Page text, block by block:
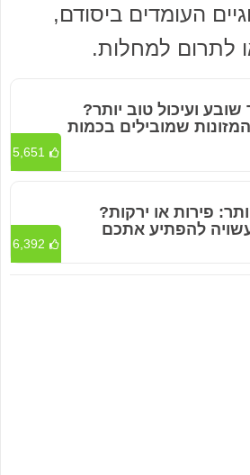
העומדים ביסודם,
לתרום למחלות.
שובע ועיכול טוב יותר?
שמובילים בכמות
5,651
פירות או ירקות?
להפתיע אתכם
6,392